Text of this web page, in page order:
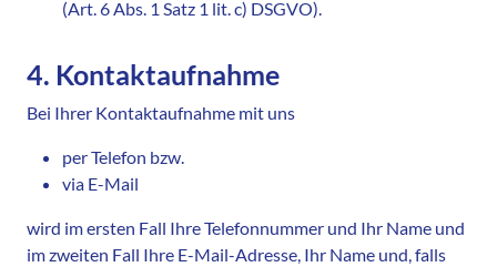
(Art. 6 Abs. 1 Satz 1 lit. c) DSGVO).
4. Kontaktaufnahme
Bei Ihrer Kontaktaufnahme mit uns
per Telefon bzw.
via E-Mail
wird im ersten Fall Ihre Telefonnummer und Ihr Name und
im zweiten Fall Ihre E-Mail-Adresse, Ihr Name und, falls